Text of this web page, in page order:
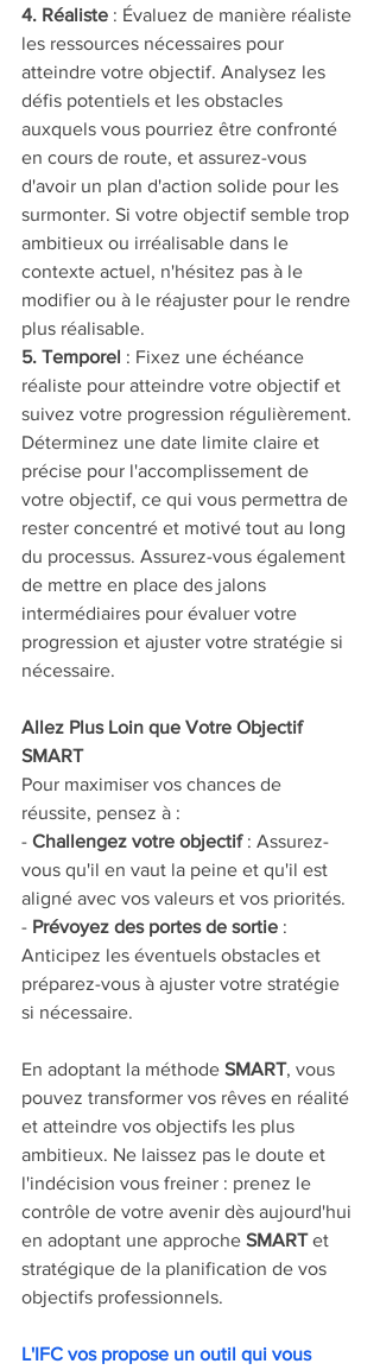
4. Réaliste : Évaluez de manière réaliste
les ressources nécessaires pour
atteindre votre objectif. Analysez les
défis potentiels et les obstacles
auxquels vous pourriez être confronté
en cours de route, et assurez-vous
d'avoir un plan d'action solide pour les
surmonter. Si votre objectif semble trop
ambitieux ou irréalisable dans le
contexte actuel, n'hésitez pas à le
modifier ou à le réajuster pour le rendre
plus réalisable.
5. Temporel : Fixez une échéance
réaliste pour atteindre votre objectif et
suivez votre progression régulièrement.
Déterminez une date limite claire et
précise pour l'accomplissement de
votre objectif, ce qui vous permettra de
rester concentré et motivé tout au long
du processus. Assurez-vous également
de mettre en place des jalons
intermédiaires pour évaluer votre
progression et ajuster votre stratégie si
nécessaire.
Allez Plus Loin que Votre Objectif
SMART
Pour maximiser vos chances de
réussite, pensez à :
- Challengez votre objectif : Assurez-
vous qu'il en vaut la peine et qu'il est
aligné avec vos valeurs et vos priorités.
- Prévoyez des portes de sortie :
Anticipez les éventuels obstacles et
préparez-vous à ajuster votre stratégie
si nécessaire.
En adoptant la méthode SMART, vous
pouvez transformer vos rêves en réalité
et atteindre vos objectifs les plus
ambitieux. Ne laissez pas le doute et
l'indécision vous freiner : prenez le
contrôle de votre avenir dès aujourd'hui
en adoptant une approche SMART et
stratégique de la planification de vos
objectifs professionnels.
L'IFC vos propose un outil qui vous